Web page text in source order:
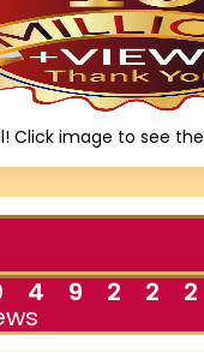
Click image to see
4 9 2 2 2